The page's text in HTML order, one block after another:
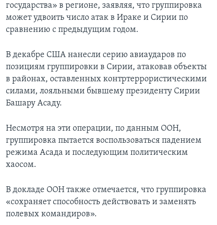
государства» в регионе, заявляя, что группировка
может удвоить число атак в Ираке и Сирии по
сравнению с предыдущим годом.
В декабре США нанесли серию авиаударов по
позициям группировки в Сирии, атаковав объекты
в районах, оставленных контртеррористическими
силами, лояльными бывшему президенту Сирии
Башару Асаду.
Несмотря на эти операции, по данным ООН,
группировка пытается воспользоваться падением
режима Асада и последующим политическим
хаосом.
В докладе ООН также отмечается, что группировка
«сохраняет способность действовать и заменять
полевых командиров».